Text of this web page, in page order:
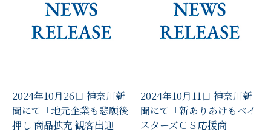
2024年10月26日 神奈川新
聞にて「地元企業も悲願後
押し 商品拡充 観客出迎
2024年10月11日 神奈川新
聞にて「新ありあけもベイ
スターズＣＳ応援商